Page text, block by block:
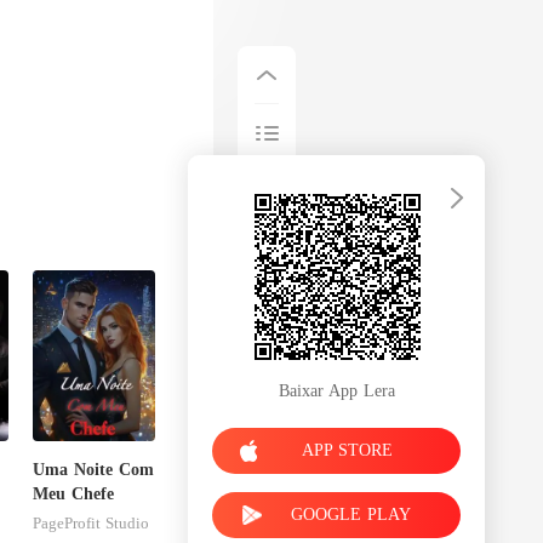
Uma Noite Com
Meu Chefe
PageProfit Studio
Baixar App Lera
APP STORE
GOOGLE PLAY